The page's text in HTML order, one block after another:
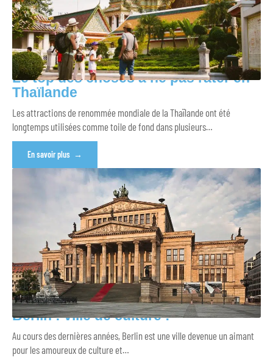
Le top des choses à ne pas rater en
Thaïlande
Les attractions de renommée mondiale de la Thaïlande ont été
longtemps utilisées comme toile de fond dans plusieurs…
En savoir plus
Berlin : ville de culture !
Au cours des dernières années, Berlin est une ville devenue un aimant
pour les amoureux de culture et…